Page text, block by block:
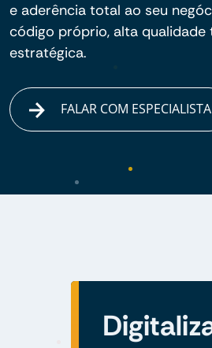
e aderência total ao seu
código próprio, alta qualidade
estratégica.
FALAR COM ESPECIALISTA